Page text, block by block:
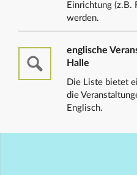
Einrichtung (z.B.
werden.
englische
Halle
Die Liste bietet
die
Englisch.